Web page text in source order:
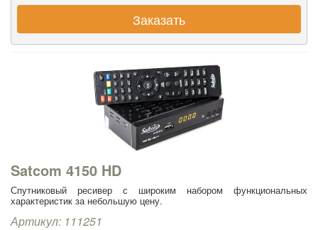
Заказать
Satcom 4150 HD
Спутниковый ресивер с широким набором функциональных
характеристик за небольшую цену.
Артикул: 111251